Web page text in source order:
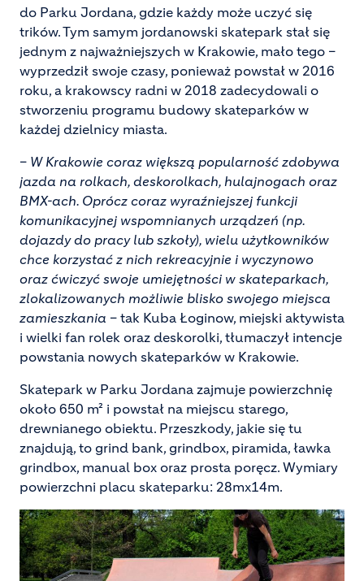
do Parku Jordana, gdzie każdy może uczyć się
trików. Tym samym jordanowski skatepark stał się
jednym z najważniejszych w Krakowie, mało tego –
wyprzedził swoje czasy, ponieważ powstał w 2016
roku, a krakowscy radni w 2018 zadecydowali o
stworzeniu programu budowy skateparków w
każdej dzielnicy miasta.
– W Krakowie coraz większą popularność zdobywa
jazda na rolkach, deskorolkach, hulajnogach oraz
BMX-ach. Oprócz coraz wyraźniejszej funkcji
komunikacyjnej wspomnianych urządzeń (np.
dojazdy do pracy lub szkoły), wielu użytkowników
chce korzystać z nich rekreacyjnie i wyczynowo
oraz ćwiczyć swoje umiejętności w skateparkach,
zlokalizowanych możliwie blisko swojego miejsca
zamieszkania – tak Kuba Łoginow, miejski aktywista
i wielki fan rolek oraz deskorolki, tłumaczył intencje
powstania nowych skateparków w Krakowie.
Skatepark w Parku Jordana zajmuje powierzchnię
około 650 m² i powstał na miejscu starego,
drewnianego obiektu. Przeszkody, jakie się tu
znajdują, to grind bank, grindbox, piramida, ławka
grindbox, manual box oraz prosta poręcz. Wymiary
powierzchni placu skateparku: 28mx14m.